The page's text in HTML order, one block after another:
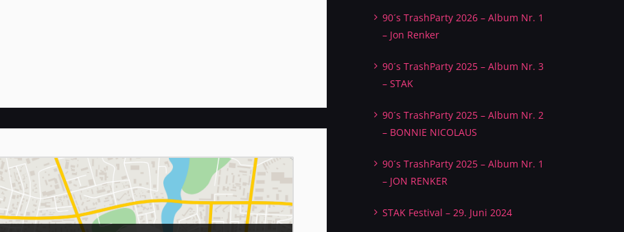
90´s TrashParty 2026 – Album Nr. 1
– Jon Renker
90´s TrashParty 2025 – Album Nr. 3
– STAK
90´s TrashParty 2025 – Album Nr. 2
– BONNIE NICOLAUS
90´s TrashParty 2025 – Album Nr. 1
– JON RENKER
STAK Festival – 29. Juni 2024